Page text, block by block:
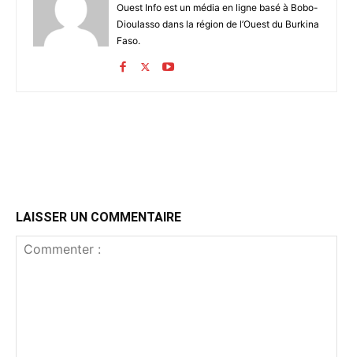
Ouest Info est un média en ligne basé à Bobo-
Dioulasso dans la région de l’Ouest du Burkina
Faso.
LAISSER UN COMMENTAIRE